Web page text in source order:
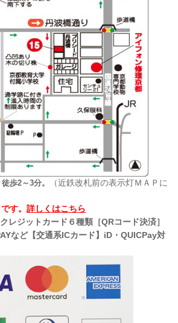
歩2～3分。
（近鉄改札前の表示灯ＭＡＰに
す。詳しくはこちら
レジットカード６種類［QRコード決済］
など【交通系ICカード】iD・QUICPay対